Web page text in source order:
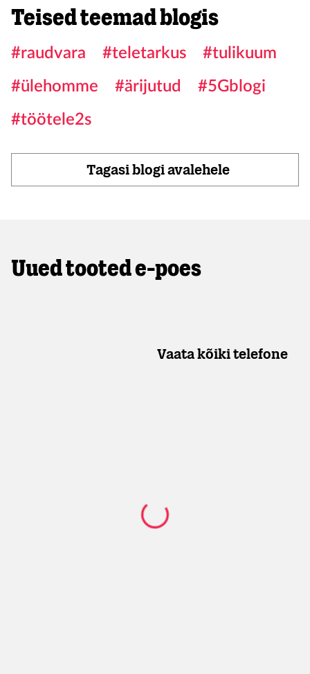
Teised teemad blogis
#raudvara #teletarkus
#tulikuum
#ülehomme
#ärijutud
#5Gblogi
#töötele2s
Tagasi blogi avalehele
Uued tooted e-poes
Vaata kõiki telefone